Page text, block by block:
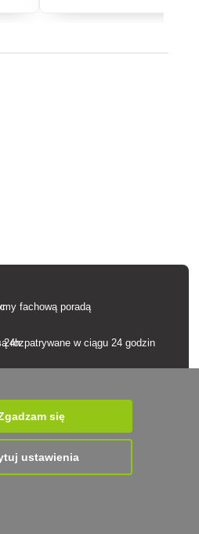
fachową poradą
rozpatrywane w ciągu 24 godzin
24 godzin od poniedziałku do
się
ustawienia